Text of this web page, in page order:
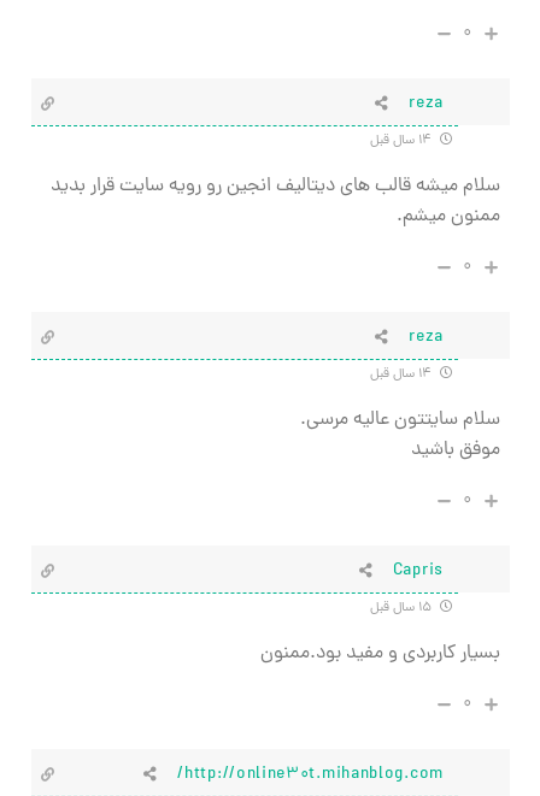
۰
reza
سلام میشه قالب های دیتالیف انجین رو رویه سایت قرار بدید
ممنون میشم.
۰
reza
سلام سایتتون عالیه مرسی.
موفق باشید
۰
Capris
بسیار کاربردی و مفید بود.ممنون
۰
http://online30t.mihanblog.com/